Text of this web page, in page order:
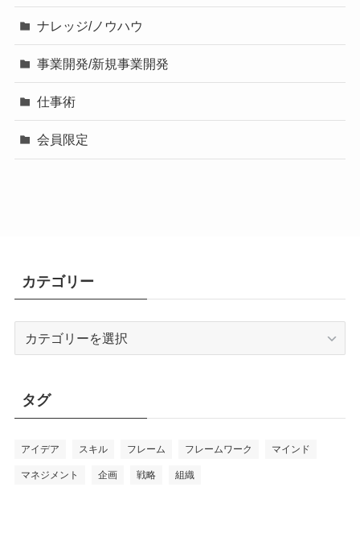
ナレッジ/ノウハウ
事業開発/新規事業開発
仕事術
会員限定
カテゴリー
ー
タグ
アイデア スキル フレーム フレームワーク マインド
マネジメント 企画 戦略 組織